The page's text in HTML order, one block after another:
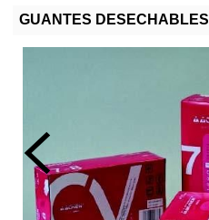
GUANTES DESECHABLES